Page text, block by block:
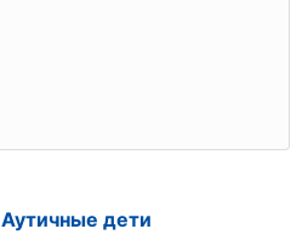
Аутичные дети